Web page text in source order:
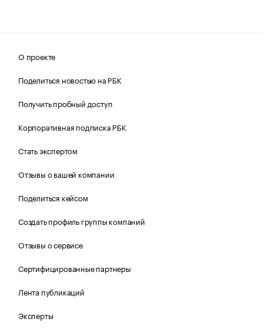
О проекте
Поделиться новостью на РБК
Получить пробный доступ
Корпоративная подписка РБК
Стать экспертом
Отзывы о вашей компании
Поделиться кейсом
Создать профиль группы компаний
Отзывы о сервисе
Сертифицированные партнеры
Лента публикаций
Эксперты